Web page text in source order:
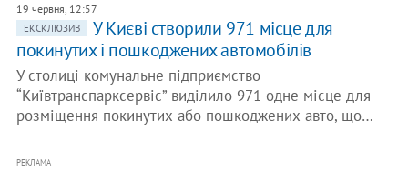
19 червня, 12:57
ЕКСКЛЮЗИВ
У Києві створили 971 місце для
покинутих і пошкоджених автомобілів
У столиці комунальне підприємство
“Київтранспарксервіс” виділило 971 одне місце для
розміщення покинутих або пошкоджених авто, що…
РЕКЛАМА